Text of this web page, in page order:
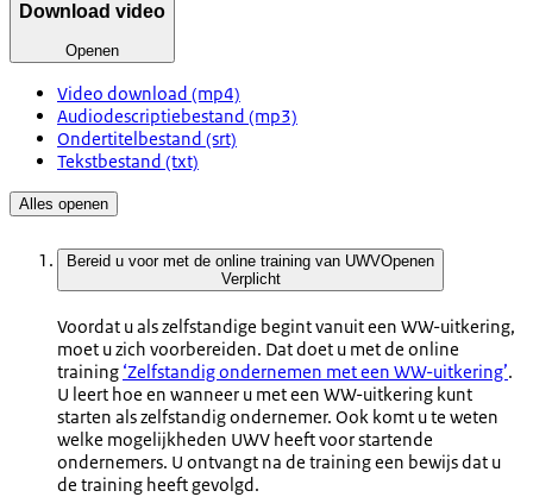
Download video
Openen
Video download (mp4)
Audiodescriptiebestand (mp3)
Ondertitelbestand (srt)
Tekstbestand (txt)
Alles openen
Bereid u voor met de online training van UWVOpenen
Verplicht
Voordat u als zelfstandige begint vanuit een WW-uitkering,
moet u zich voorbereiden. Dat doet u met de online
training ‘Zelfstandig ondernemen met een WW-uitkering’.
U leert hoe en wanneer u met een WW-uitkering kunt
starten als zelfstandig ondernemer. Ook komt u te weten
welke mogelijkheden UWV heeft voor startende
ondernemers. U ontvangt na de training een bewijs dat u
de training heeft gevolgd.